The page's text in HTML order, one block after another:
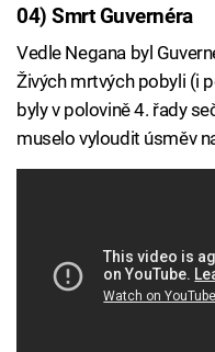
04) Smrt Guvernéra
Vedle Negana byl
Živých mrtvých pobyli (i
byly v polovině 4. řady
muselo vyloudit úsměv